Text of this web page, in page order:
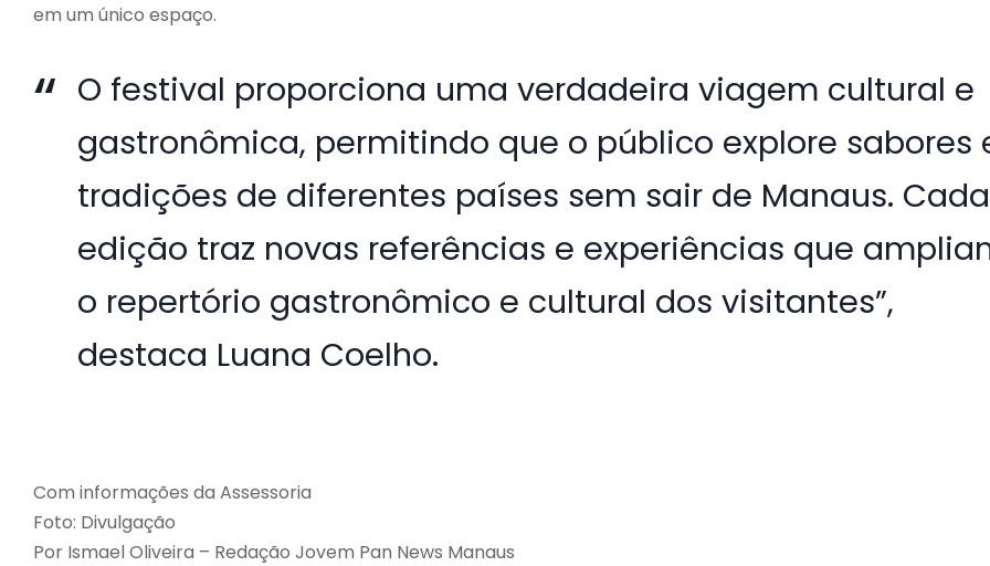
em um único espaço.
O festival proporciona uma verdadeira viagem cultural e
gastronômica, permitindo que o público explore sabores
tradições de diferentes países sem sair de Manaus. Cada
edição traz novas referências e experiências que
o repertório gastronômico e cultural dos visitantes”,
destaca Luana Coelho.
Com informações da Assessoria
Foto: Divulgação
Por Ismael Oliveira – Redação Jovem Pan News Manaus